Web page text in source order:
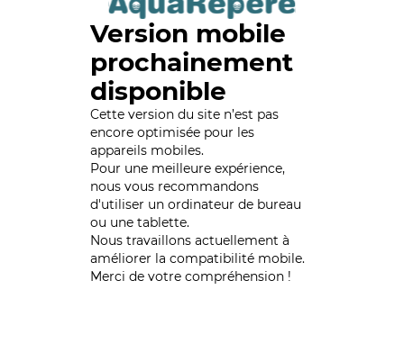
Version mobile
prochainement
disponible
Cette version du site n’est pas
encore optimisée pour les
appareils mobiles.
Pour une meilleure expérience,
nous vous recommandons
d'utiliser un ordinateur de bureau
ou une tablette.
Nous travaillons actuellement à
améliorer la compatibilité mobile.
Merci de votre compréhension !